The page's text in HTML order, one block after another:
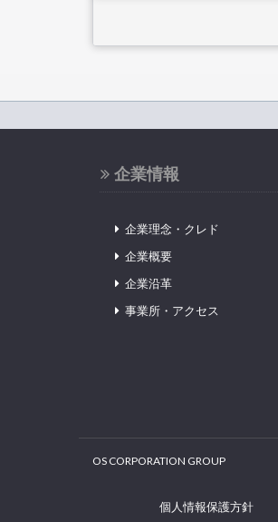
企業情報
企業理念・クレド
企業概要
企業沿革
事業所・アクセス
OS CORPORATION GROUP
個人情報保護方針